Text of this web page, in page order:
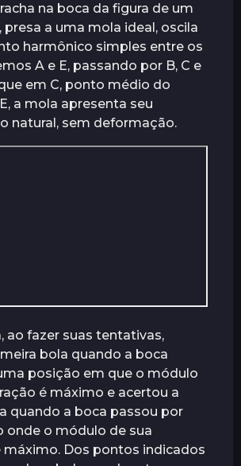
na boca da figura de um
presa a uma mola ideal, oscila
harmônico simples entre os
A e E, passando por B, C e
em C, ponto médio do
a mola apresenta seu
natural, sem deformação.
ao fazer suas tentativas,
bola quando a boca
posição em que o módulo
é máximo e acertou a
quando a boca passou por
onde o módulo de sua
máximo. Dos pontos indicados